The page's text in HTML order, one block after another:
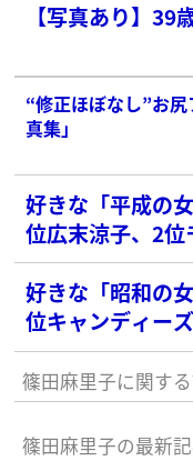
【写真あり】39
“修正ほぼなし”お
真集」
好きな「平成の
位広末涼子、2
は？【90年代編
好きな「昭和の
位キャンディー
えた1位は？【
篠田麻里子に関す
篠田麻里子の最新